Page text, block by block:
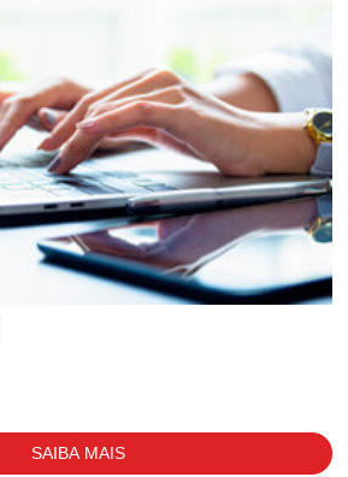
SAIBA MAIS